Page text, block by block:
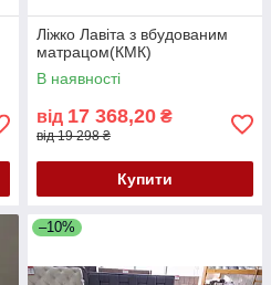
Ліжко Лавіта з вбудованим
матрацом(КМК)
В наявності
від 17 368,20 ₴
від 19 298 ₴
Купити
–10%